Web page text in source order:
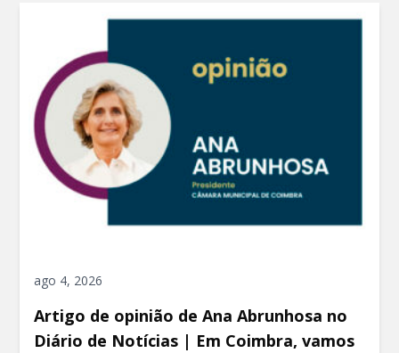
ago 4, 2026
Artigo de opinião de Ana Abrunhosa no
Diário de Notícias | Em Coimbra, vamos